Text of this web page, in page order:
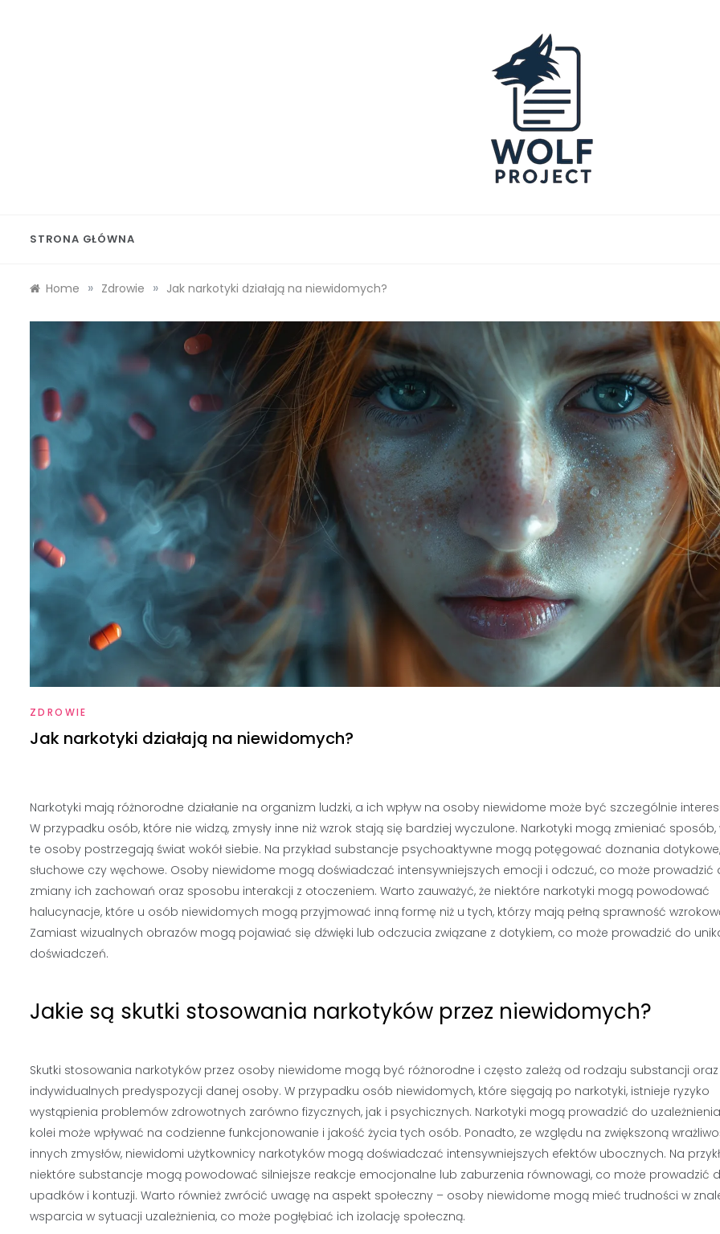
STRONA GŁÓWNA
Home » Zdrowie » Jak narkotyki działają na niewidomych?
ZDROWIE
Jak narkotyki działają na niewidomych?
Narkotyki mają różnorodne działanie na organizm ludzki, a ich wpływ na osoby niewidome może być szczególnie
W przypadku osób, które nie widzą, zmysły inne niż wzrok stają się bardziej wyczulone. Narkotyki mogą zmieniać sposób,
te osoby postrzegają świat wokół siebie. Na przykład substancje psychoaktywne mogą potęgować doznania dotykowe,
słuchowe czy węchowe. Osoby niewidome mogą doświadczać intensywniejszych emocji i odczuć, co może prowadzić
zmiany ich zachowań oraz sposobu interakcji z otoczeniem. Warto zauważyć, że niektóre narkotyki mogą powodować
halucynacje, które u osób niewidomych mogą przyjmować inną formę niż u tych, którzy mają pełną sprawność
Zamiast wizualnych obrazów mogą pojawiać się dźwięki lub odczucia związane z dotykiem, co może prowadzić do
doświadczeń.
Jakie są skutki stosowania narkotyków przez niewidomych?
Skutki stosowania narkotyków przez osoby niewidome mogą być różnorodne i często zależą od rodzaju substancji oraz
indywidualnych predyspozycji danej osoby. W przypadku osób niewidomych, które sięgają po narkotyki, istnieje ryzyko
wystąpienia problemów zdrowotnych zarówno fizycznych, jak i psychicznych. Narkotyki mogą prowadzić do
kolei może wpływać na codzienne funkcjonowanie i jakość życia tych osób. Ponadto, ze względu na zwiększoną
innych zmysłów, niewidomi użytkownicy narkotyków mogą doświadczać intensywniejszych efektów ubocznych. Na
niektóre substancje mogą powodować silniejsze reakcje emocjonalne lub zaburzenia równowagi, co może prowadzić
upadków i kontuzji. Warto również zwrócić uwagę na aspekt społeczny – osoby niewidome mogą mieć trudności w
wsparcia w sytuacji uzależnienia, co może pogłębiać ich izolację społeczną.